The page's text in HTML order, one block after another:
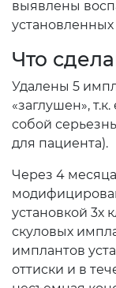
выявлены
Что
Удалены 5
«заглушен»,
собой
для пациента).
Через 4
установкой 3х
скуловых
имплантов
оттиски и в